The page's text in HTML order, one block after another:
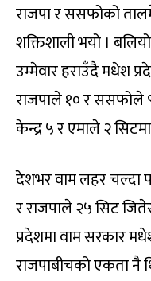
राजपा र ससफोको
शक्तिशाली भयो ।
उम्मेवार हराउँदै मधेश
राजपाले १० र ससफोले
केन्द्र ५ र एमाले २
देशभर वाम लहर चल्दा
र राजपाले २५ सिट
प्रदेशमा वाम सरकार
राजपाबीचको एकता नै